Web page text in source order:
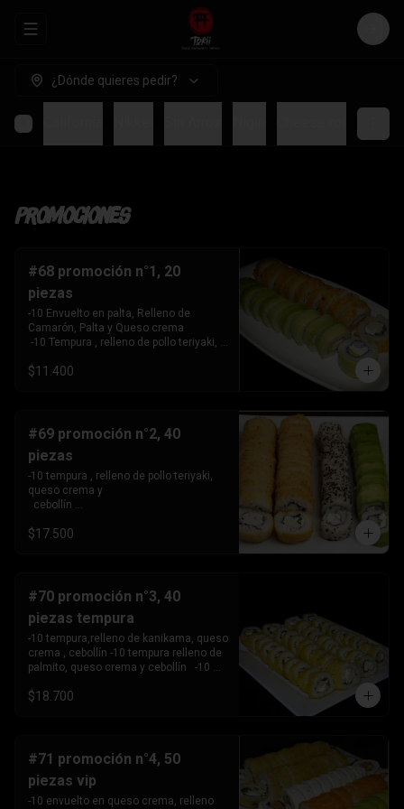
Abrir menu de navegación Login
¿Dónde quieres pedir?
Promociones
#68 promoción n°1, 20
piezas
-10 Envuelto en palta, Relleno de
Camarón, Palta y Queso crema
-10 Tempura , relleno de pollo teriyaki,
$11.400
#69 promoción n°2, 40
piezas
-10 tempura , relleno de pollo teriyaki,
queso crema y
  cebollín
crema y cebollín. -10 envuelto en palta,
kanikama, queso crema
   y cebollín .
$17.500
#70 promoción n°3, 40
piezas tempura
-10 tempura,relleno de kanikama, queso
crema , cebollín -10 tempura relleno de
palmito, queso crema y cebollín   -10
crema y
$18.700
#71 promoción n°4, 50
piezas vip
-10 envuelto en queso crema, relleno